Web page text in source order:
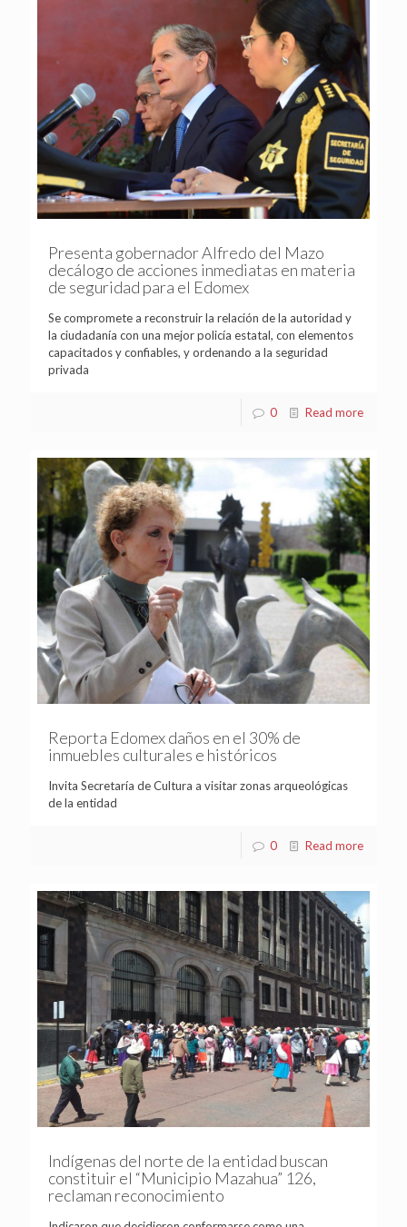
Presenta gobernador Alfredo del Mazo
decálogo de acciones inmediatas en materia
de seguridad para el Edomex
Se compromete a reconstruir la relación de la autoridad y
la ciudadanía con una mejor policía estatal, con elementos
capacitados y confiables, y ordenando a la seguridad
privada
0 Read more
Reporta Edomex daños en el 30% de
inmuebles culturales e históricos
Invita Secretaría de Cultura a visitar zonas arqueológicas
de la entidad
0 Read more
Indígenas del norte de la entidad buscan
constituir el “Municipio Mazahua” 126,
reclaman reconocimiento